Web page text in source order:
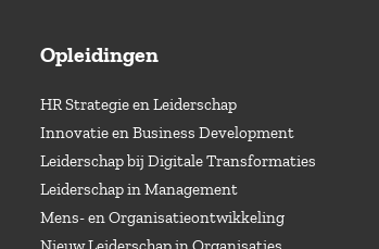
Opleidingen
HR Strategie en Leiderschap
Innovatie en Business Development
Leiderschap bij Digitale Transformaties
Leiderschap in Management
Mens- en Organisatieontwikkeling